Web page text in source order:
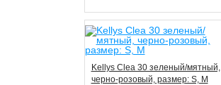
Kellys Clea 30 зеленый/мятный,
черно-розовый, размер: S, M